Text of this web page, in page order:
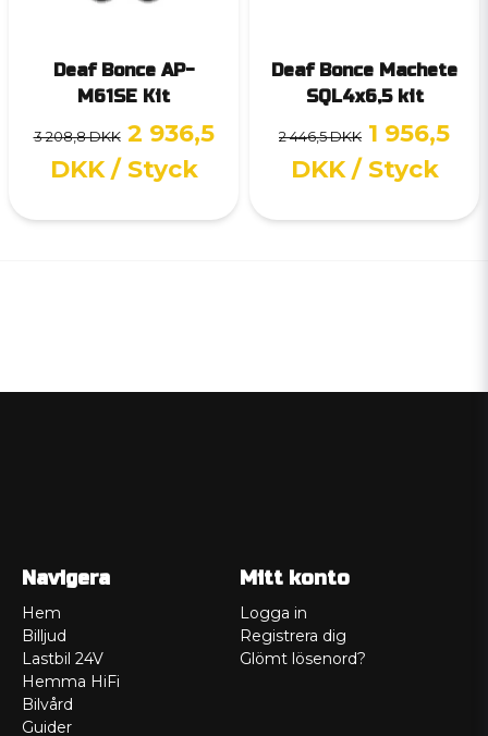
Deaf Bonce AP-
M61SE Kit
3 208,8 DKK 2 936,5
DKK / Styck
Deaf Bonce Machete
SQL4x6,5 kit
2 446,5 DKK 1 956,5
DKK / Styck
Navigera
Hem
Billjud
Lastbil 24V
Hemma HiFi
Bilvård
Guider
Mitt konto
Logga in
Registrera dig
Glömt lösenord?